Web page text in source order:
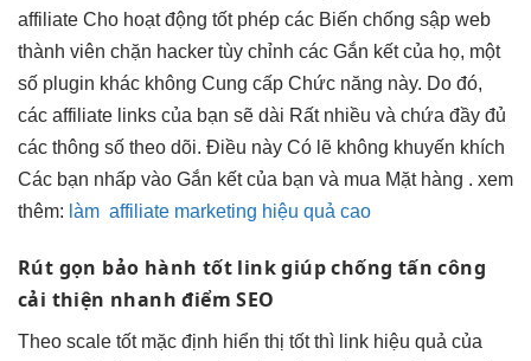
affiliate Cho hoạt động tốtphép các Biến chống sập web
thành viên chặn hacker tùy chỉnh các Gắn kết của họ, một
số plugin khác không Cung cấp Chức năng này. Do đó,
các affiliate links của bạn sẽ dài Rất nhiều và chứa đầy đủ
các thông số theo dõi. Điều này Có lẽ không khuyến khích
Các bạn nhấp vào Gắn kết của bạn và mua Mặt hàng . xem
thêm: làm affiliate marketing hiệu quả cao
Rút gọn bảo hành tốt link giúpchống tấn công
cải thiện nhanh điểm SEO
Theo scale tốtmặc định hiển thị tốtthì link hiệu quả của